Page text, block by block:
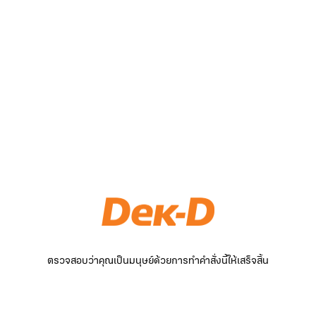
ตรวจสอบว่าคุณเป็นมนุษย์ด้วยการทำคำสั่งนี้ให้เสร็จสิ้น